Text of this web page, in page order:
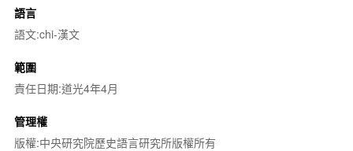
語言
語文:chi-漢文
範圍
責任日期:道光4年4月
管理權
版權:中央研究院歷史語言研究所版權所有